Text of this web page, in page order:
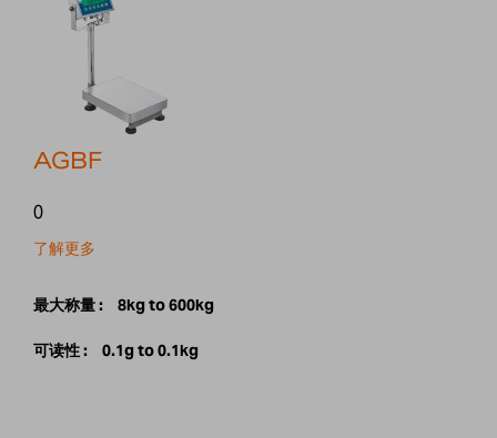
AGBF
0
了解更多
最大称量 : 8kg to 600kg
可读性 : 0.1g to 0.1kg